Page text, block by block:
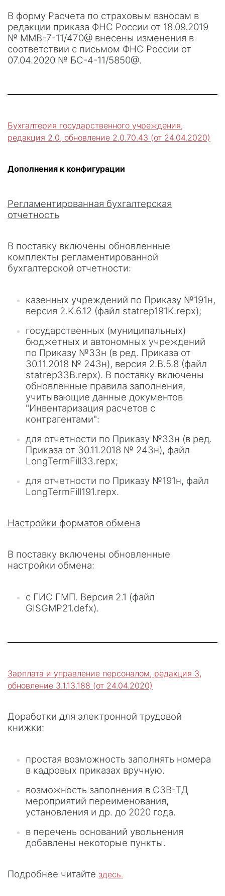
В форму Расчета по страховым взносам в
редакции приказа ФНС России от 18.09.2019
№ ММВ-7-11/470@ внесены изменения в
соответствии с письмом ФНС России от
07.04.2020 № БС-4-11/5850@.
Бухгалтерия государственного учреждения,
редакция 2.0, обновление 2.0.70.43 (от 24.04.2020)
Дополнения к конфигурации
Регламентированная бухгалтерская
отчетность
В поставку включены обновленные
комплекты регламентированной
бухгалтерской отчетности:
казенных учреждений по Приказу №191н,
версия 2.K.6.12 (файл statrep191K.repx);
государственных (муниципальных)
бюджетных и автономных учреждений
по Приказу №33н (в ред. Приказа от
30.11.2018 № 243н), версия 2.B.5.8 (файл
statrep33B.repx). В поставку включены
обновленные правила заполнения,
учитывающие данные документов
"Инвентаризация расчетов с
контрагентами":
для отчетности по Приказу №33н (в ред.
Приказа от 30.11.2018 № 243н), файл
LongTermFill33.repx;
для отчетности по Приказу №191н, файл
LongTermFill191.repx.
Настройки форматов обмена
В поставку включены обновленные
настройки обмена:
с ГИС ГМП. Версия 2.1 (файл
GISGMP21.defx).
Зарплата и управление персоналом, редакция 3,
обновление 3.1.13.188 (от 24.04.2020)
Доработки для электронной трудовой
книжки:
простая возможность заполнять номера
в кадровых приказах вручную.
возможность заполнения в СЗВ-ТД
мероприятий переименования,
установления и др. до 2020 года.
в перечень оснований увольнения
добавлены некоторые пункты.
Подробнее читайте здесь.